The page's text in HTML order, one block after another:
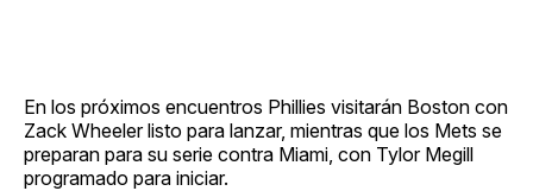
En los próximos encuentros Phillies visitarán Boston con
Zack Wheeler listo para lanzar, mientras que los Mets se
preparan para su serie contra Miami, con Tylor Megill
programado para iniciar.